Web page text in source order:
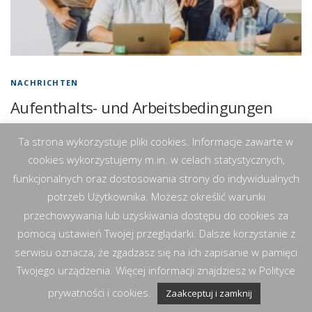
NACHRICHTEN
Aufenthalts- und Arbeitsbedingungen
ukrainischer Staatsbürger in Polen nach
dem 5. März 2026
Seit dem 5. März 2026 gelten wesentliche Änderungen für den
Aufenthalt und die Arbeit ukrainischer Staatsbürger in Polen. Viele der
die wichtigsten …
Copyright © 2026 RP&W Kancelaria Prawna
Ta strona wykorzystuje pliki cookies. Informacje zawarte w
cookies wykorzystujemy m.in. w celach statystycznych,
funkcjonalnych oraz dostosowania strony do indywidualnych
potrzeb Użytkownika. Możesz określić warunki
przechowywania lub uzyskiwania dostępu do cookies za
pomocą ustawień Twojej przeglądarki. Dalsze korzystanie z
serwisu oznacza, że zgadzasz się na ich zapisanie w pamięci
Twojego urządzenia. Więcej informacji znajdziesz w Polityce
prywatności i cookies.
Zaakceptuj i zamknij